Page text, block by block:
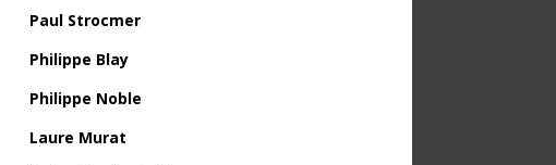
Paul Strocmer
Philippe Blay
Philippe Noble
Laure Murat